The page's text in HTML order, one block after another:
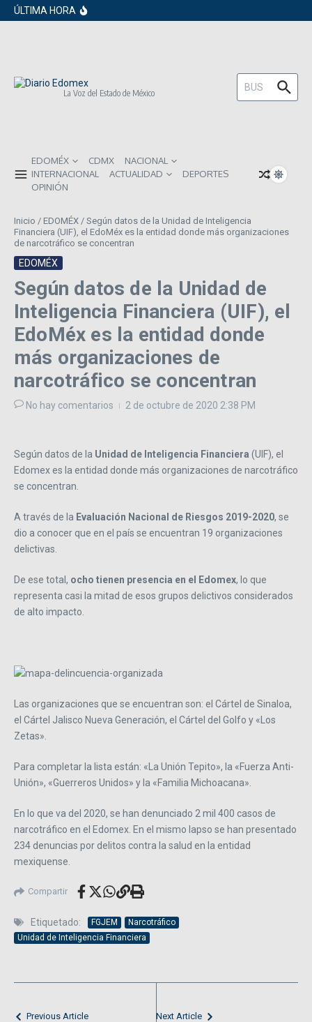
Saltar al contenido
ÚLTIMA HORA
inversionistas extranjeros; emite nueva
comunes entre los mexicanos
La Voz del Estado de México
Buscar:
EDOMÉX CDMX
NACIONAL
INTERNACIONAL
ACTUALIDAD
DEPORTES
OPINIÓN
Inicio / EDOMÉX / Según datos de la Unidad de Inteligencia
Financiera (UIF), el EdoMéx es la entidad donde más organizaciones
de narcotráfico se concentran
EDOMÉX
Según datos de la Unidad de
Inteligencia Financiera (UIF), el
EdoMéx es la entidad donde
más organizaciones de
narcotráfico se concentran
No hay comentarios 2 de octubre de 2020 2:38 PM
Según datos de la Unidad de Inteligencia Financiera (UIF), el
Edomex es la entidad donde más organizaciones de narcotráfico
se concentran.
A través de la Evaluación Nacional de Riesgos 2019-2020, se
dio a conocer que en el país se encuentran 19 organizaciones
delictivas.
De ese total, ocho tienen presencia en el Edomex, lo que
representa casi la mitad de esos grupos delictivos considerados
de alto impacto.
Las organizaciones que se encuentran son: el Cártel de Sinaloa,
el Cártel Jalisco Nueva Generación, el Cártel del Golfo y «Los
Zetas».
Para completar la lista están: «La Unión Tepito», la «Fuerza Anti-
Unión», «Guerreros Unidos» y la «Familia Michoacana».
En lo que va del 2020, se han denunciado 2 mil 400 casos de
narcotráfico en el Edomex. En el mismo lapso se han presentado
234 denuncias por delitos contra la salud en la entidad
mexiquense.
Compartir
Etiquetado: FGJEM
Narcotráfico
Unidad de Inteligencia Financiera
Previous Article Next Article